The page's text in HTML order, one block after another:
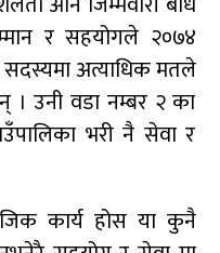
र सहयोगले २०७४
सदस्यमा अत्याधिक मतले
। उनी वडा नम्बर २ का
भरी नै सेवा र
कार्य होस या कुनै